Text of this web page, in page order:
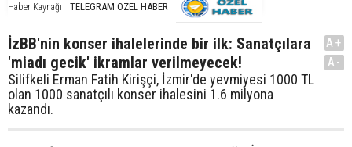
Haber Kaynağı TELEGRAM ÖZEL HABER
İzBB'nin konser ihalelerinde bir ilk: Sanatçılara
'miadı gecik' ikramlar verilmeyecek!
Silifkeli Erman Fatih Kirişçi, İzmir'de yevmiyesi 1000 TL
olan 1000 sanatçılı konser ihalesini 1.6 milyona
kazandı.
A+
A-